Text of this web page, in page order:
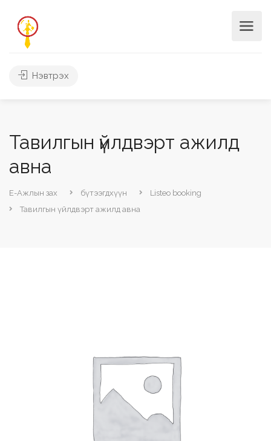
Нэвтрэх
Тавилгын үйлдвэрт ажилд
авна
Е-Ажлын зах бүтээгдхүүн
Listeo booking
Тавилгын үйлдвэрт ажилд авна